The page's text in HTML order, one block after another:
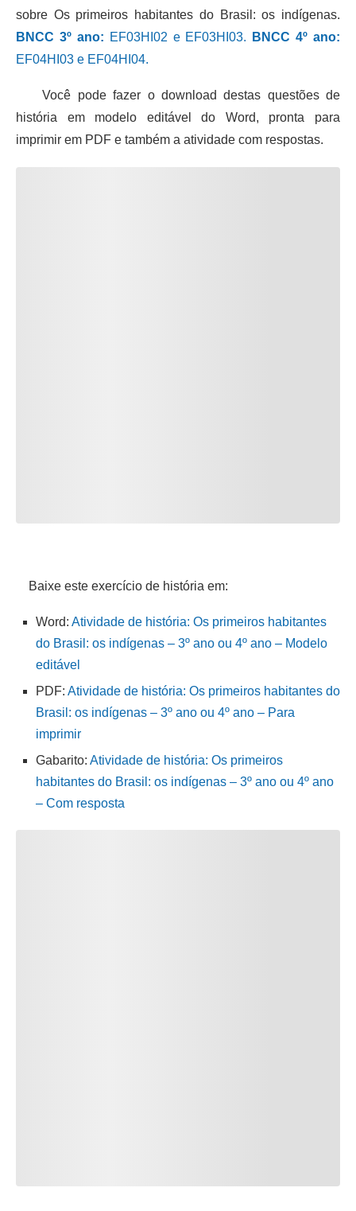
sobre Os primeiros habitantes do Brasil: os indígenas.
BNCC 3º ano: EF03HI02 e EF03HI03.
BNCC 4º ano:
EF04HI03 e EF04HI04.
Você pode fazer o download destas questões de
história em modelo editável do Word, pronta para
imprimir em PDF e também a atividade com respostas.
Baixe este exercício de história em:
Word: Atividade de história: Os primeiros habitantes
do Brasil: os indígenas – 3º ano ou 4º ano – Modelo
editável
PDF: Atividade de história: Os primeiros habitantes do
Brasil: os indígenas – 3º ano ou 4º ano – Para
imprimir
Gabarito: Atividade de história: Os primeiros
habitantes do Brasil: os indígenas – 3º ano ou 4º ano
– Com resposta